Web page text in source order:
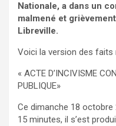
Nationale, a dans un
malmené et
Libreville.
Voici la version des faits
« ACTE D’INCIVISME
PUBLIQUE»
Ce dimanche 18 octobre
15 minutes, il s’est